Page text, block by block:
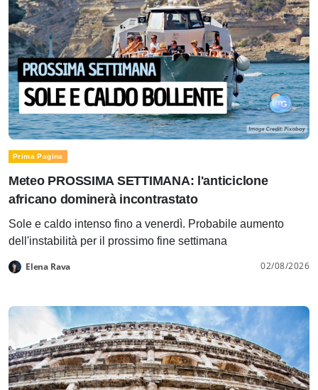
Prima Pagina
Meteo PROSSIMA SETTIMANA: l'anticiclone
africano dominerà incontrastato
Sole e caldo intenso fino a venerdì. Probabile aumento
dell'instabilità per il prossimo fine settimana
Elena Rava 02/08/2026